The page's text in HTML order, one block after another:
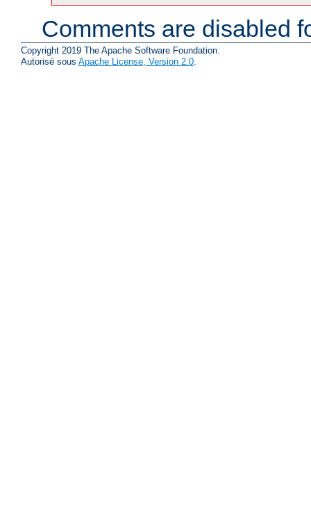
Comments are disabled
Copyright 2019 The Apache Software Foundation.
Autorisé sous Apache License, Version 2.0